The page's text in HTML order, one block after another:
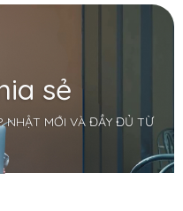
sẻ
NHẬT MỚI VÀ ĐẦY ĐỦ TỪ